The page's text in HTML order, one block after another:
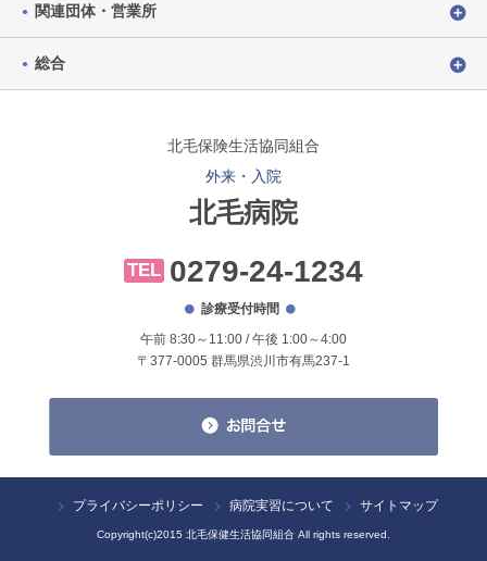
関連団体・営業所
総合
北毛保険生活協同組合
外来・入院
北毛病院
TEL 0279-24-1234
診療受付時間
午前 8:30～11:00 / 午後 1:00～4:00
〒377-0005 群馬県渋川市有馬237-1
プライバシーポリシー 病院実習について サイトマップ
Copyright(c)2015 北毛保健生活協同組合 All rights reserved.